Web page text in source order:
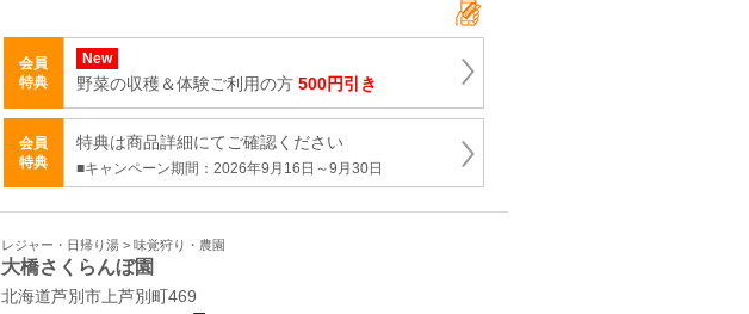
会員
特典
New
野菜の収穫＆体験ご利用の方 500円引き
会員
特典
特典は商品詳細にてご確認ください
■キャンペーン期間：2026年9月16日～9月30日
レジャー・日帰り湯 > 味覚狩り・農園
大橋さくらんぼ園
北海道芦別市上芦別町469